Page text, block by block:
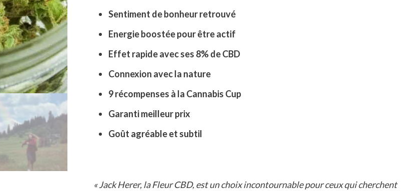
Sentiment de bonheur retrouvé
Energie boostée pour être actif
Effet rapide avec ses 8% de CBD
Connexion avec la nature
9 récompenses à la Cannabis Cup
Garanti meilleur prix
Goût agréable et subtil
« Jack Herer, la Fleur CBD, est un choix incontournable pour ceux qui cherchent